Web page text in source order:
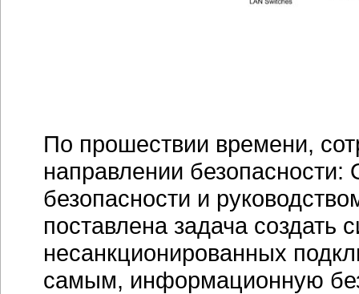
По прошествии времени,
направлении
безопасности и
поставлена задача создать
несанкционированных
самым, информационную